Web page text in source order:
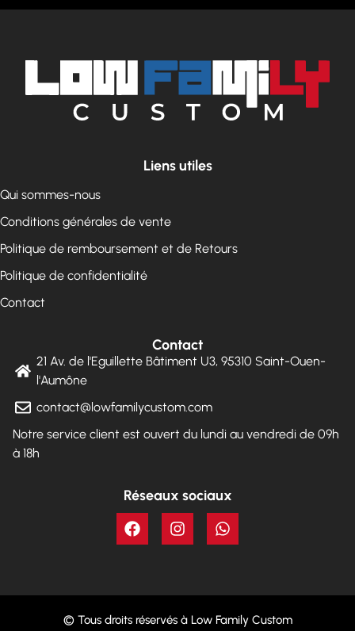
Liens utiles
Qui sommes-nous
Conditions générales de vente
Politique de remboursement et de Retours
Politique de confidentialité
Contact
Contact
21 Av. de l'Eguillette Bâtiment U3, 95310 Saint-Ouen-
l'Aumône
contact@lowfamilycustom.com
Notre service client est ouvert du lundi au vendredi de 09h
à 18h
Réseaux sociaux
© Tous droits réservés à Low Family Custom